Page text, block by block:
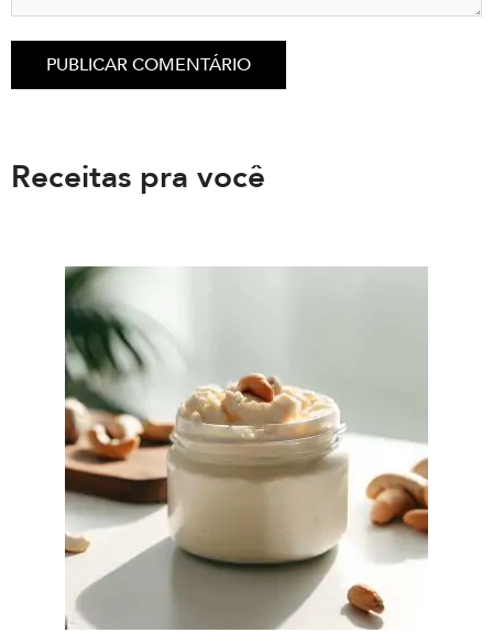
Receitas pra você